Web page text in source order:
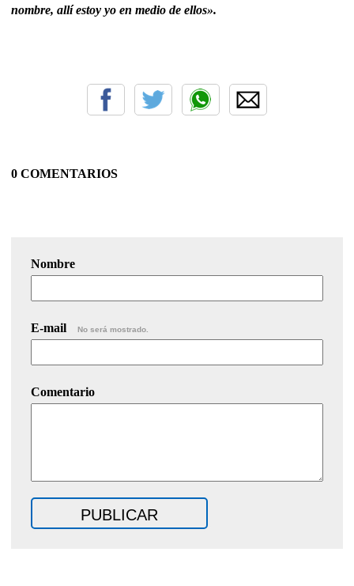
nombre, allí estoy yo en medio de ellos».
0 COMENTARIOS
Nombre
E-mail No será mostrado.
Comentario